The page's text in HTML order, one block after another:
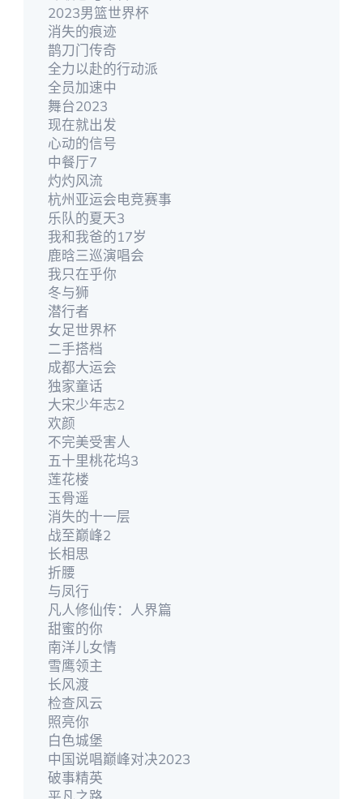
2023男篮世界杯
消失的痕迹
鹊刀门传奇
全力以赴的行动派
全员加速中
舞台2023
现在就出发
心动的信号
中餐厅7
灼灼风流
杭州亚运会电竞赛事
乐队的夏天3
我和我爸的17岁
鹿晗三巡演唱会
我只在乎你
冬与狮
潜行者
女足世界杯
二手搭档
成都大运会
独家童话
大宋少年志2
欢颜
不完美受害人
五十里桃花坞3
莲花楼
玉骨遥
消失的十一层
战至巅峰2
长相思
折腰
与凤行
凡人修仙传：人界篇
甜蜜的你
南洋儿女情
雪鹰领主
长风渡
检查风云
照亮你
白色城堡
中国说唱巅峰对决2023
破事精英